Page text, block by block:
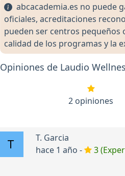
abcacademia.es no puede
oficiales, acreditaciones
pueden ser centros pequeños
calidad de los programas y la
Opiniones de Laudio
2 opiniones
T. Garcia
hace 1 año -
3